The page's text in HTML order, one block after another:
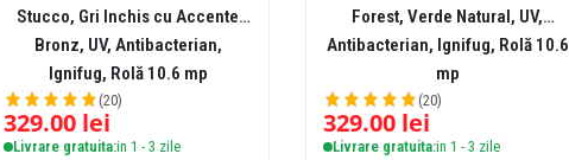
Stucco, Gri Inchis cu Accente
Bronz, UV, Antibacterian,
Ignifug, Rolă 10.6 mp
(20)
329.00 lei
Livrare gratuita:in 1 - 3 zile
Forest, Verde Natural, UV,
Antibacterian, Ignifug, Rolă 10.6
mp
(20)
329.00 lei
Livrare gratuita:in 1 - 3 zile